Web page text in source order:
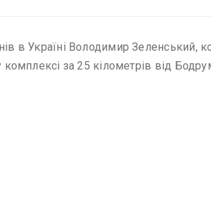
в Україні Володимир Зеленський,
за 25 кілометрів від